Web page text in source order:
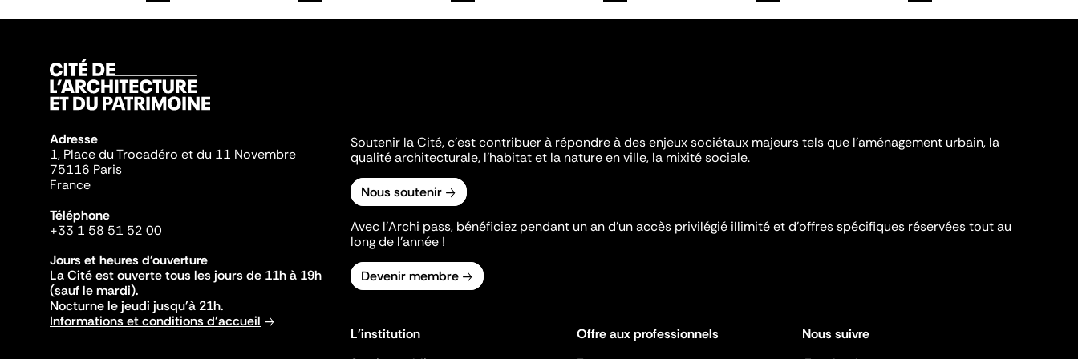
Adresse
1, Place du Trocadéro et du 11 Novembre
75116 Paris
France
Téléphone
+33 1 58 51 52 00
Jours et heures d'ouverture
La Cité est ouverte tous les jours de 11h à 19h
(sauf le mardi).
Nocturne le jeudi jusqu'à 21h.
Informations et conditions d'accueil
Soutenir la Cité, c'est contribuer à répondre à des enjeux sociétaux majeurs tels que l'aménagement urbain, la
qualité architecturale, l'habitat et la nature en ville, la mixité sociale.
Nous soutenir
Avec l’Archi pass, bénéficiez pendant un an d’un accès privilégié illimité et d’offres spécifiques réservées tout au
long de l’année !
Devenir membre
L'institution
Offre aux professionnels
Nous suivre